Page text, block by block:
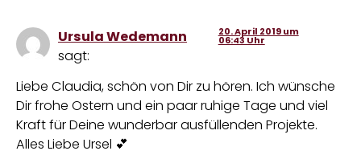
Ursula Wedemann
sagt:
20. April 2019 um
06:43 Uhr
Liebe Claudia, schön von Dir zu hören. Ich wünsche
Dir frohe Ostern und ein paar ruhige Tage und viel
Kraft für Deine wunderbar ausfüllenden Projekte.
Alles Liebe Ursel 💕